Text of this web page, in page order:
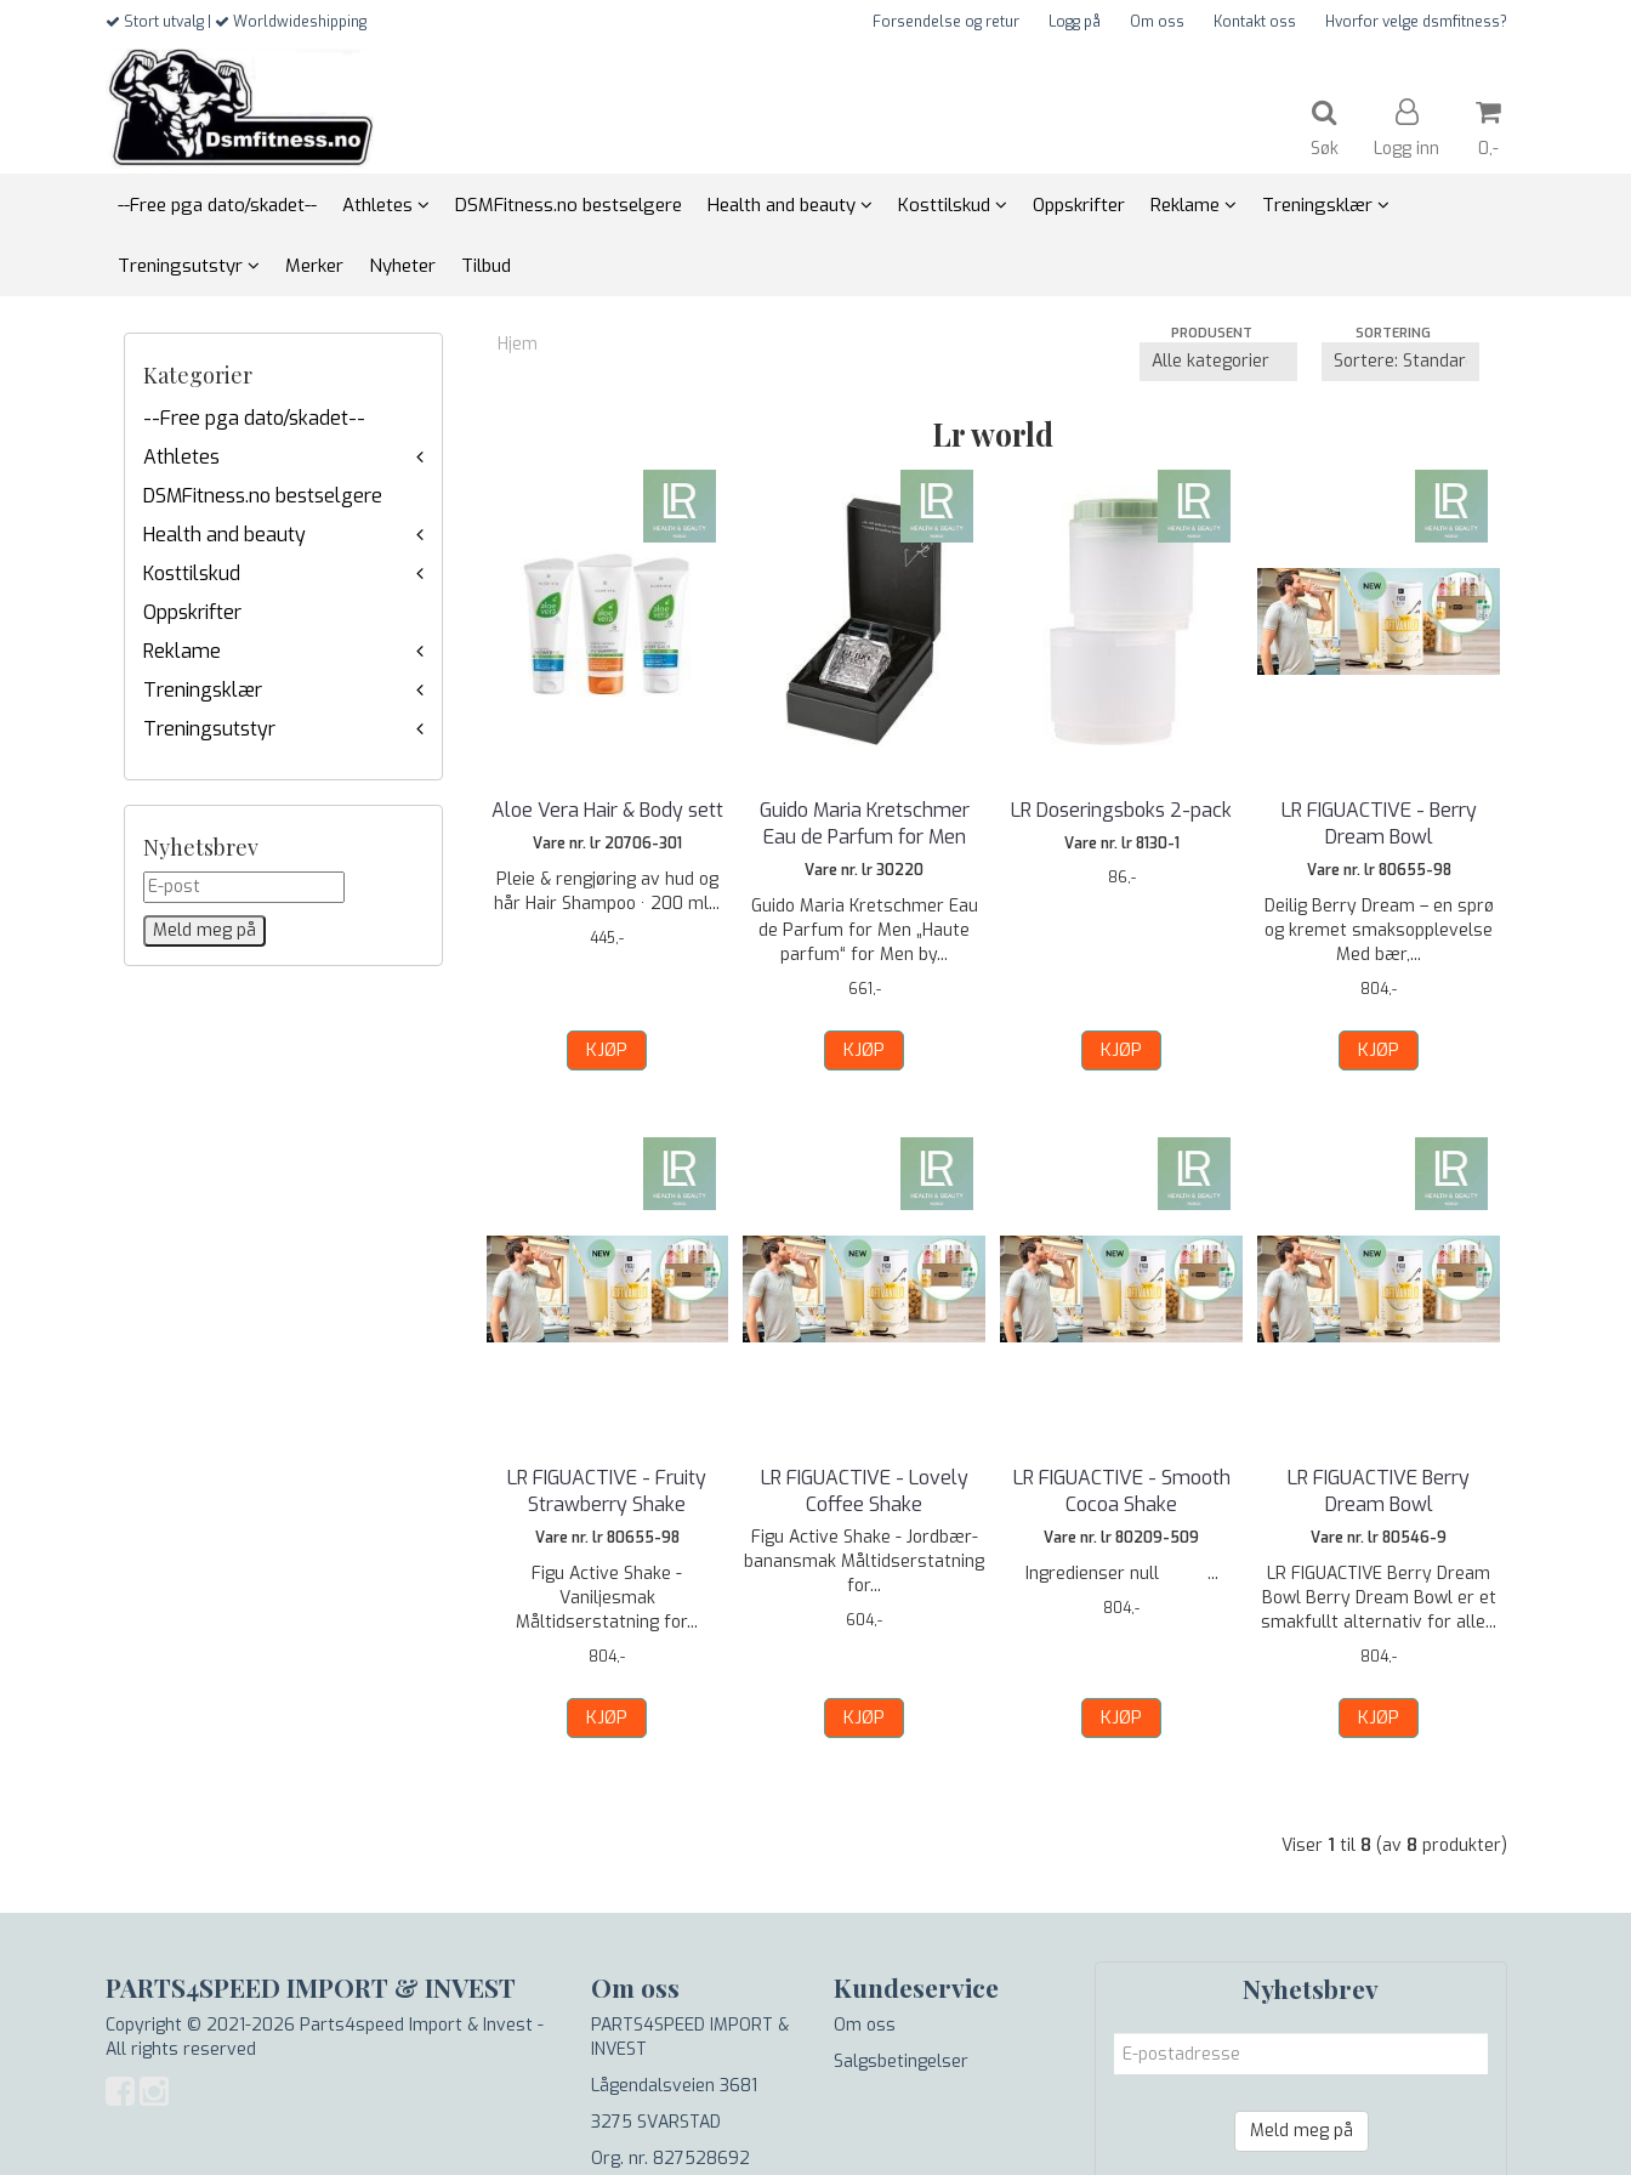
Stort utvalg | Worldwideshipping Forsendelse og retur Logg på Om oss Kontakt oss Hvorfor velge dsmfitness?
Søk Logg inn 0,-
--Free pga dato/skadet-- Athletes DSMFitness.no bestselgere Health and beauty Kosttilskud Oppskrifter Reklame Treningsklær
Treningsutstyr Merker Nyheter Tilbud
Kategorier
--Free pga dato/skadet--
Athletes
DSMFitness.no bestselgere
Health and beauty
Kosttilskud
Oppskrifter
Reklame
Treningsklær
Treningsutstyr
Nyhetsbrev
Hjem PRODUSENT SORTERING
Lr world
Aloe Vera Hair & Body sett
Vare nr. lr 20706-301
Pleie & rengjøring av hud og
hår Hair Shampoo · 200 ml...
445,-
KJØP
Guido Maria Kretschmer
Eau de Parfum for Men
Vare nr. lr 30220
Guido Maria Kretschmer Eau
de Parfum for Men „Haute
parfum“ for Men by...
661,-
KJØP
LR Doseringsboks 2-pack
Vare nr. lr 8130-1
86,-
KJØP
LR FIGUACTIVE - Berry
Dream Bowl
Vare nr. lr 80655-98
Deilig Berry Dream – en sprø
og kremet smaksopplevelse
Med bær,...
804,-
KJØP
LR FIGUACTIVE - Fruity
Strawberry Shake
Vare nr. lr 80655-98
Figu Active Shake -
Vaniljesmak
Måltidserstatning for...
804,-
KJØP
LR FIGUACTIVE - Lovely
Coffee Shake
Figu Active Shake - Jordbær-
banansmak Måltidserstatning
for...
604,-
KJØP
LR FIGUACTIVE - Smooth
Cocoa Shake
Vare nr. lr 80209-509
Ingredienser null ...
804,-
KJØP
LR FIGUACTIVE Berry
Dream Bowl
Vare nr. lr 80546-9
LR FIGUACTIVE Berry Dream
Bowl Berry Dream Bowl er et
smakfullt alternativ for alle...
804,-
KJØP
Viser 1 til 8 (av 8 produkter)
PARTS4SPEED IMPORT & INVEST
Copyright © 2021-2026 Parts4speed Import & Invest -
All rights reserved
Om oss
PARTS4SPEED IMPORT &
INVEST
Lågendalsveien 3681
3275 SVARSTAD
Org. nr. 827528692
Kundeservice
Om oss
Salgsbetingelser
Nyhetsbrev
Meld meg på
Trykk ENTER for å søke